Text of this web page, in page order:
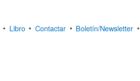
• Libro • Contactar • Boletín/Newsletter •